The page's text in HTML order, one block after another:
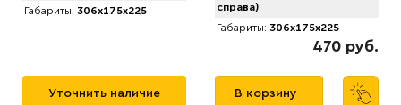
Габариты: 306x175x225
Уточнить наличие
справа)
Габариты: 306x175x225
470 руб.
В корзину